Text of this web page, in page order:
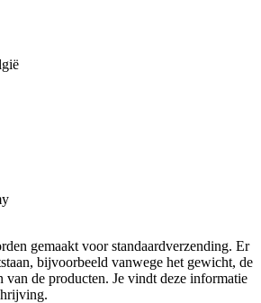
gemaakt voor standaardverzending. Er
bijvoorbeeld vanwege het gewicht, de
van de producten. Je vindt deze informatie